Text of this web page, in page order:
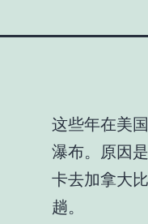
这些年在美
瀑布。原因
卡去加拿大
趟。